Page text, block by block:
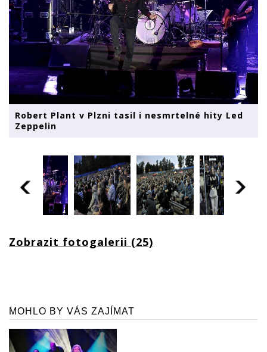
Robert Plant v Plzni tasil i nesmrtelné hity Led
Zeppelin
Zobrazit fotogalerii (25)
MOHLO BY VÁS ZAJÍMAT